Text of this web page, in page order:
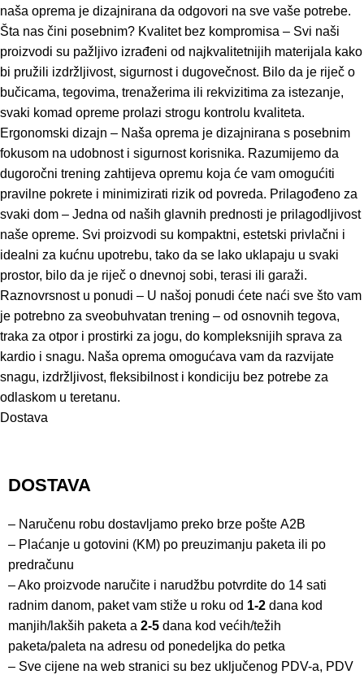
naša oprema je dizajnirana da odgovori na sve vaše potrebe.
Šta nas čini posebnim? Kvalitet bez kompromisa – Svi naši
proizvodi su pažljivo izrađeni od najkvalitetnijih materijala kako
bi pružili izdržljivost, sigurnost i dugovečnost. Bilo da je riječ o
bučicama, tegovima, trenažerima ili rekvizitima za istezanje,
svaki komad opreme prolazi strogu kontrolu kvaliteta.
Ergonomski dizajn – Naša oprema je dizajnirana s posebnim
fokusom na udobnost i sigurnost korisnika. Razumijemo da
dugoročni trening zahtijeva opremu koja će vam omogućiti
pravilne pokrete i minimizirati rizik od povreda. Prilagođeno za
svaki dom – Jedna od naših glavnih prednosti je prilagodljivost
naše opreme. Svi proizvodi su kompaktni, estetski privlačni i
idealni za kućnu upotrebu, tako da se lako uklapaju u svaki
prostor, bilo da je riječ o dnevnoj sobi, terasi ili garaži.
Raznovrsnost u ponudi – U našoj ponudi ćete naći sve što vam
je potrebno za sveobuhvatan trening – od osnovnih tegova,
traka za otpor i prostirki za jogu, do kompleksnijih sprava za
kardio i snagu. Naša oprema omogućava vam da razvijate
snagu, izdržljivost, fleksibilnost i kondiciju bez potrebe za
odlaskom u teretanu.
Dostava
DOSTAVA
– Naručenu robu dostavljamo preko brze pošte A2B
– Plaćanje u gotovini (KM) po preuzimanju paketa ili po
predračunu
– Ako proizvode naručite i narudžbu potvrdite do 14 sati
radnim danom, paket vam stiže u roku od 1-2 dana kod
manjih/lakših paketa a 2-5 dana kod većih/težih
paketa/paleta na adresu od ponedeljka do petka
– Sve cijene na web stranici su bez uključenog PDV-a, PDV